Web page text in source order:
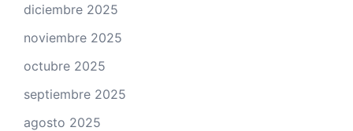
diciembre 2025
noviembre 2025
octubre 2025
septiembre 2025
agosto 2025